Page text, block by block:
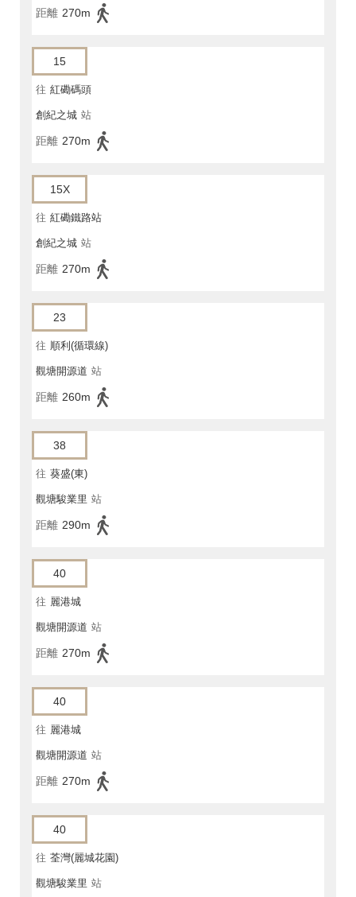
距離 270m
15
往 紅磡碼頭
創紀之城 站
距離 270m
15X
往 紅磡鐵路站
創紀之城 站
距離 270m
23
往 順利(循環線)
觀塘開源道 站
距離 260m
38
往 葵盛(東)
觀塘駿業里 站
距離 290m
40
往 麗港城
觀塘開源道 站
距離 270m
40
往 麗港城
觀塘開源道 站
距離 270m
40
往 荃灣(麗城花園)
觀塘駿業里 站